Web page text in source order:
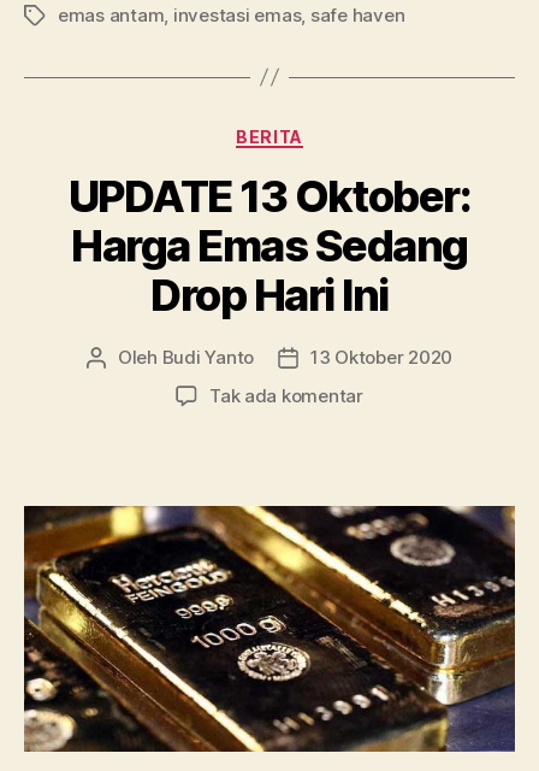
yang
Tag emas antam investasi emas, safe haven
Kategori
BERITA
UPDATE 13 Oktober:
Harga Emas Sedang
Drop Hari Ini
Penulis
Oleh Budi Yanto
Tanggal
13 Oktober 2020
Tak ada komentarpada
Harga
Emas
Sedang
Drop
Hari
Ini